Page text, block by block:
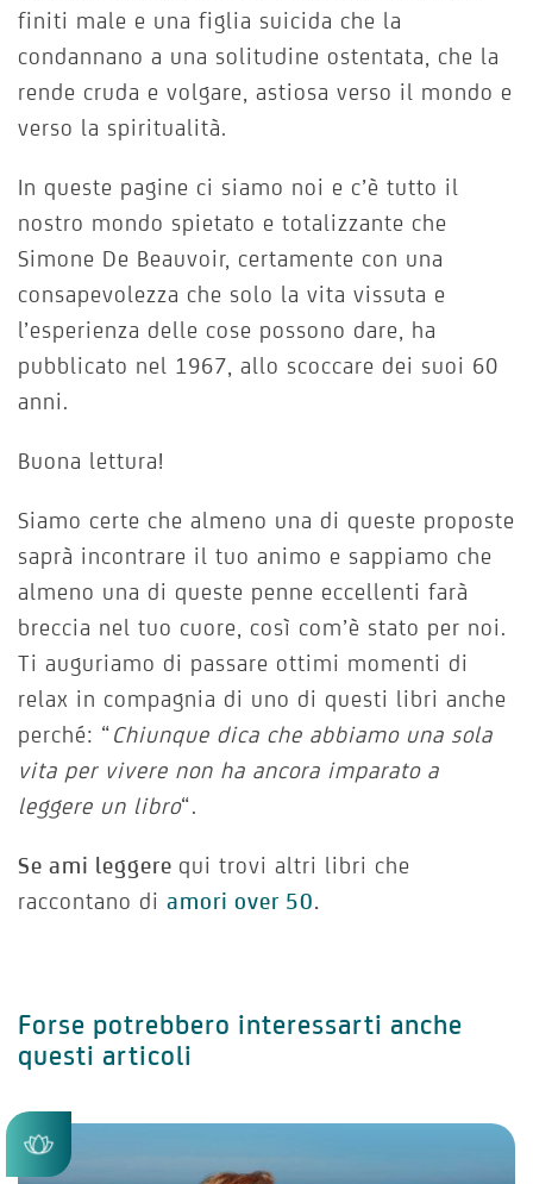
finiti male e una figlia suicida che la
condannano a una solitudine ostentata, che la
rende cruda e volgare, astiosa verso il mondo e
verso la spiritualità.
In queste pagine ci siamo noi e c’è tutto il
nostro mondo spietato e totalizzante che
Simone De Beauvoir, certamente con una
consapevolezza che solo la vita vissuta e
l’esperienza delle cose possono dare, ha
pubblicato nel 1967, allo scoccare dei suoi 60
anni.
Buona lettura!
Siamo certe che almeno una di queste proposte
saprà incontrare il tuo animo e sappiamo che
almeno una di queste penne eccellenti farà
breccia nel tuo cuore, così com’è stato per noi.
Ti auguriamo di passare ottimi momenti di
relax in compagnia di uno di questi libri anche
perché: “Chiunque dica che abbiamo una sola
vita per vivere non ha ancora imparato a
leggere un libro“.
Se ami leggere qui trovi altri libri che
raccontano di amori over 50.
Forse potrebbero interessarti anche
questi articoli